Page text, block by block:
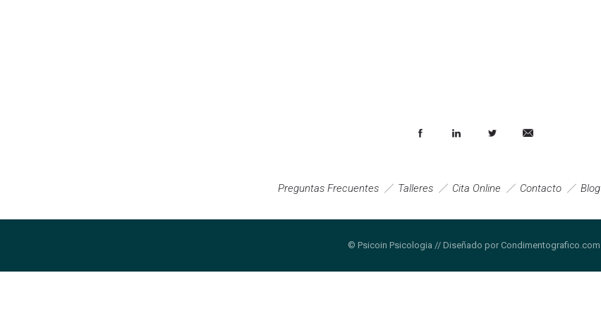
Preguntas Frecuentes Talleres Cita Online Contacto Blog
© Psicoin Psicologia // Diseñado por Condimentografico.com